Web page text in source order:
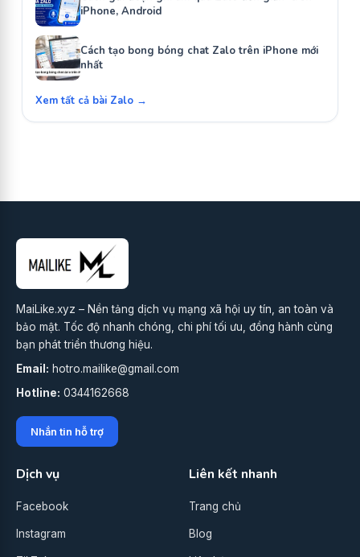
iPhone, Android
Cách tạo bong bóng chat Zalo trên iPhone mới
nhất
Xem tất cả bài Zalo →
MaiLike.xyz – Nền tảng dịch vụ mạng xã hội uy tín, an toàn và
bảo mật. Tốc độ nhanh chóng, chi phí tối ưu, đồng hành cùng
bạn phát triển thương hiệu.
Email: hotro.mailike@gmail.com
Hotline: 0344162668
Nhắn tin hỗ trợ
Dịch vụ
Facebook
Instagram
Liên kết nhanh
Trang chủ
Blog